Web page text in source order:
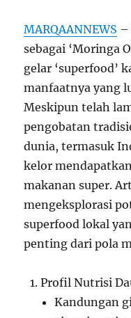
MARQAANNEWS –
sebagai ‘Moringa
gelar ‘superfood’
manfaatnya yang
Meskipun telah
pengobatan
dunia, termasuk
kelor
makanan super.
mengeksplorasi
superfood lokal
penting dari pola
Profil Nutrisi
Kandungan